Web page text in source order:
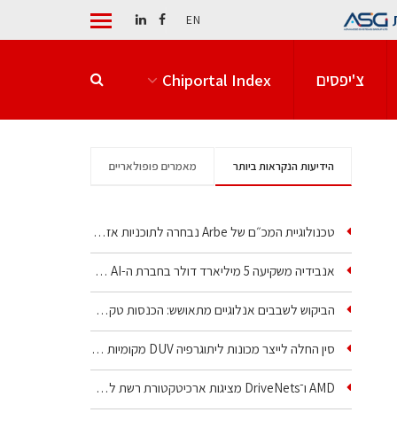
EN
צ'יפסים Chiportal Index
הידיעות הנקראות ביותר מאמרים פופולאריים
טכנולוגיית המכ״ם של Arbe נבחרה לתוכניות אזרחיות וביטחוניות
אנבידיה משקיעה 5 מיליארד דולר בחברת ה-AI של איליה סוצקבר
הביקוש לשבבים אנלוגיים מתאושש: הכנסות טקסס…
סין החלה לייצר מכונות ליתוגרפיה DUV מקומיות בטבילה
AMD ו־DriveNets מציגות ארכיטקטורת רשת לקלאסטרי AI…